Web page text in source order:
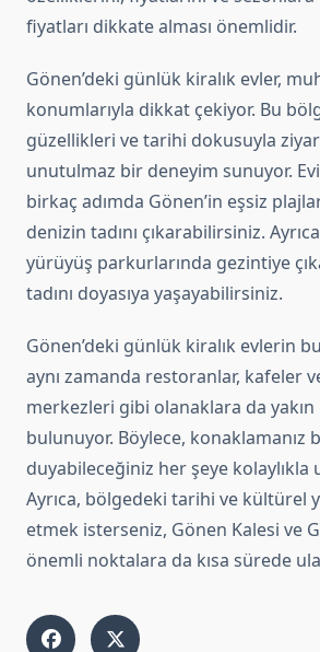
fiyatları dikkate alması önemlidir.
Gönen’deki günlük kiralık evler,
konumlarıyla dikkat çekiyor. Bu
güzellikleri ve tarihi dokusuyla
unutulmaz bir deneyim sunuyor.
birkaç adımda Gönen’in eşsiz
denizin tadını çıkarabilirsiniz.
yürüyüş parkurlarında gezintiye
tadını doyasıya yaşayabilirsiniz.
Gönen’deki günlük kiralık evlerin
aynı zamanda restoranlar, kafeler
merkezleri gibi olanaklara da
bulunuyor. Böylece, konaklamanız
duyabileceğiniz her şeye kolaylıkla
Ayrıca, bölgedeki tarihi ve kültürel
etmek isterseniz, Gönen Kalesi ve
önemli noktalara da kısa sürede